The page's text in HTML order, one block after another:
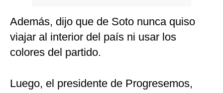
Además, dijo que de Soto nunca quiso
viajar al interior del país ni usar los
colores del partido.
Luego, el presidente de Progresemos,